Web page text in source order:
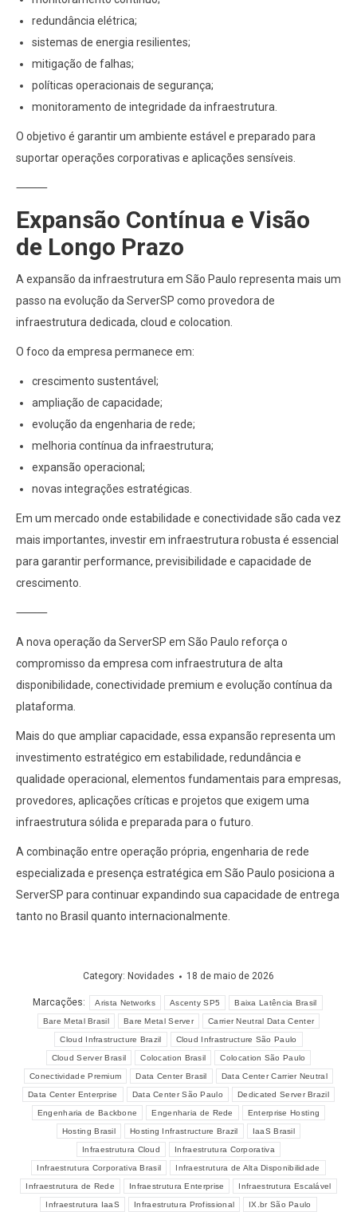
redundância elétrica;
sistemas de energia resilientes;
mitigação de falhas;
políticas operacionais de segurança;
monitoramento de integridade da infraestrutura.
O objetivo é garantir um ambiente estável e preparado para
suportar operações corporativas e aplicações sensíveis.
⸻
Expansão Contínua e Visão
de Longo Prazo
A expansão da infraestrutura em São Paulo representa mais um
passo na evolução da ServerSP como provedora de
infraestrutura dedicada, cloud e colocation.
O foco da empresa permanece em:
crescimento sustentável;
ampliação de capacidade;
evolução da engenharia de rede;
melhoria contínua da infraestrutura;
expansão operacional;
novas integrações estratégicas.
Em um mercado onde estabilidade e conectividade são cada vez
mais importantes, investir em infraestrutura robusta é essencial
para garantir performance, previsibilidade e capacidade de
crescimento.
⸻
A nova operação da ServerSP em São Paulo reforça o
compromisso da empresa com infraestrutura de alta
disponibilidade, conectividade premium e evolução contínua da
plataforma.
Mais do que ampliar capacidade, essa expansão representa um
investimento estratégico em estabilidade, redundância e
qualidade operacional, elementos fundamentais para empresas,
provedores, aplicações críticas e projetos que exigem uma
infraestrutura sólida e preparada para o futuro.
A combinação entre operação própria, engenharia de rede
especializada e presença estratégica em São Paulo posiciona a
ServerSP para continuar expandindo sua capacidade de entrega
tanto no Brasil quanto internacionalmente.
Category: Novidades 18 de maio de 2026
Marcações: Arista Networks Ascenty SP5 Baixa Latência Brasil
Bare Metal Brasil Bare Metal Server Carrier Neutral Data Center
Cloud Infrastructure Brazil Cloud Infrastructure São Paulo
Cloud Server Brasil Colocation Brasil Colocation São Paulo
Conectividade Premium Data Center Brasil Data Center Carrier Neutral
Data Center Enterprise Data Center São Paulo Dedicated Server Brazil
Engenharia de Backbone Engenharia de Rede Enterprise Hosting
Hosting Brasil Hosting Infrastructure Brazil IaaS Brasil
Infraestrutura Cloud Infraestrutura Corporativa
Infraestrutura Corporativa Brasil Infraestrutura de Alta Disponibilidade
Infraestrutura de Rede Infraestrutura Enterprise Infraestrutura Escalável
Infraestrutura IaaS Infraestrutura Profissional IX.br São Paulo